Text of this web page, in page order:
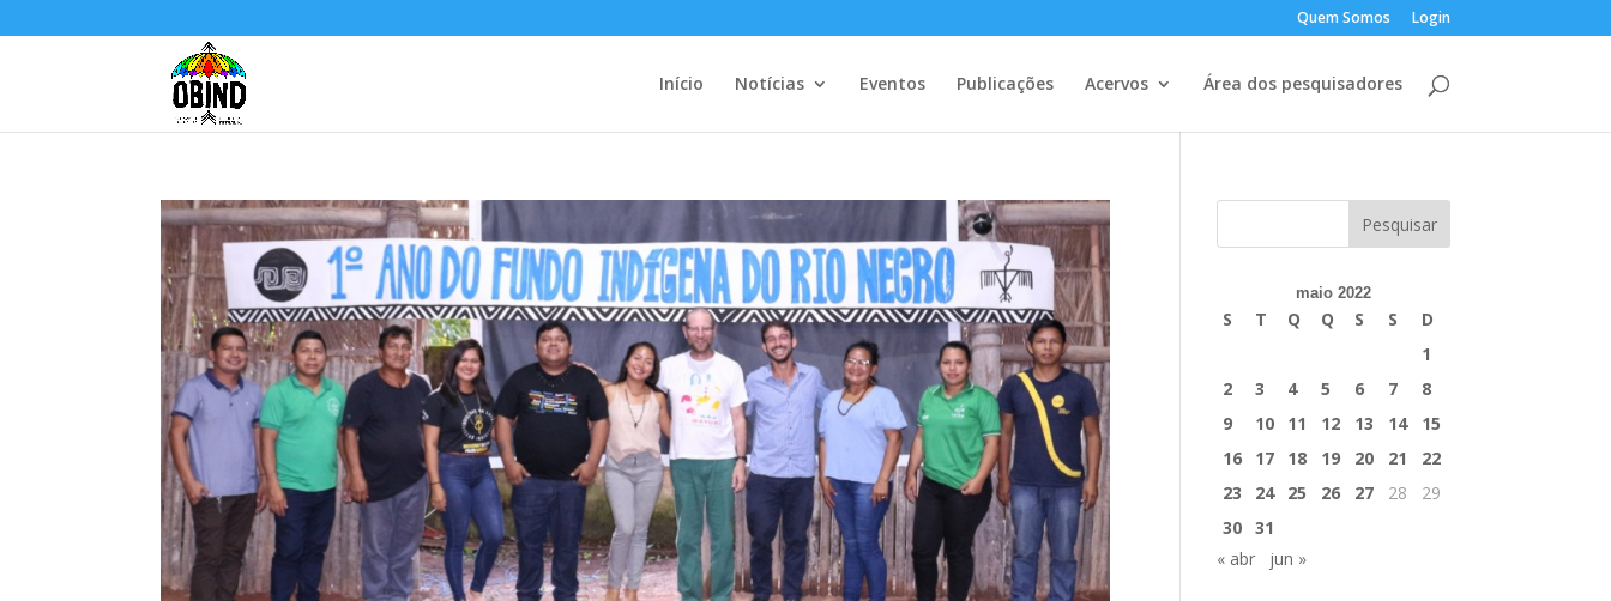
Quem Somos Login
Início Notícias Eventos Publicações Acervos Área dos pesquisadores
maio 2022
S T Q Q S S
D
1
2
3 4 5 6 7
8
9
10 11 12 13 14
15
16
17 18 19 20 21
22
23
24 25 26 27 28
29
30 31
« abr
jun »